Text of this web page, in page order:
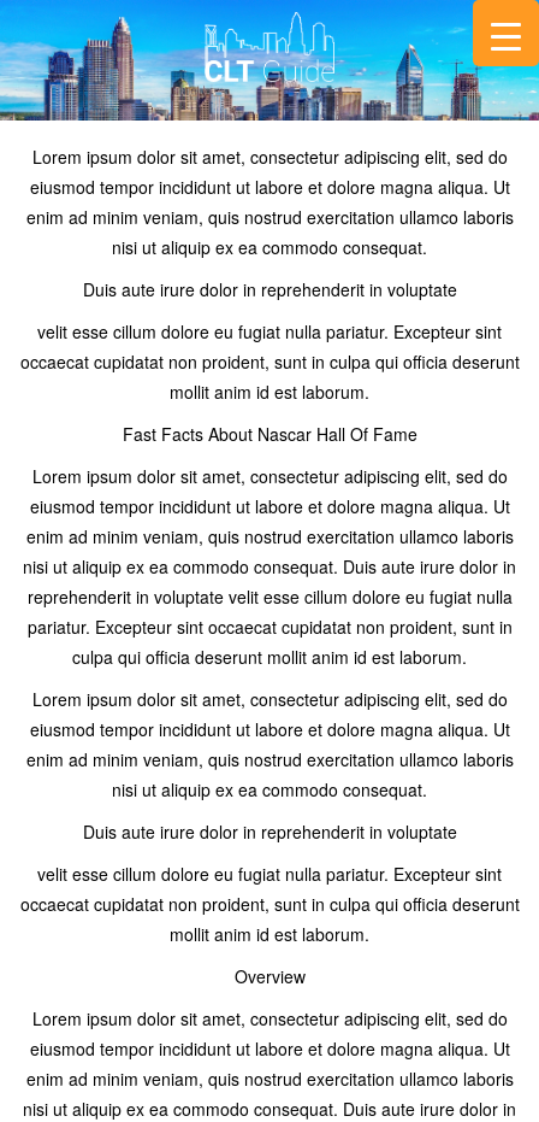
Lorem ipsum dolor sit amet, consectetur adipiscing elit, sed do
eiusmod tempor incididunt ut labore et dolore magna aliqua. Ut
enim ad minim veniam, quis nostrud exercitation ullamco laboris
nisi ut aliquip ex ea commodo consequat.
Duis aute irure dolor in reprehenderit in voluptate
velit esse cillum dolore eu fugiat nulla pariatur. Excepteur sint
occaecat cupidatat non proident, sunt in culpa qui officia deserunt
mollit anim id est laborum.
Fast Facts About Nascar Hall Of Fame
Lorem ipsum dolor sit amet, consectetur adipiscing elit, sed do
eiusmod tempor incididunt ut labore et dolore magna aliqua. Ut
enim ad minim veniam, quis nostrud exercitation ullamco laboris
nisi ut aliquip ex ea commodo consequat. Duis aute irure dolor in
reprehenderit in voluptate velit esse cillum dolore eu fugiat nulla
pariatur. Excepteur sint occaecat cupidatat non proident, sunt in
culpa qui officia deserunt mollit anim id est laborum.
Lorem ipsum dolor sit amet, consectetur adipiscing elit, sed do
eiusmod tempor incididunt ut labore et dolore magna aliqua. Ut
enim ad minim veniam, quis nostrud exercitation ullamco laboris
nisi ut aliquip ex ea commodo consequat.
Duis aute irure dolor in reprehenderit in voluptate
velit esse cillum dolore eu fugiat nulla pariatur. Excepteur sint
occaecat cupidatat non proident, sunt in culpa qui officia deserunt
mollit anim id est laborum.
Overview
Lorem ipsum dolor sit amet, consectetur adipiscing elit, sed do
eiusmod tempor incididunt ut labore et dolore magna aliqua. Ut
enim ad minim veniam, quis nostrud exercitation ullamco laboris
nisi ut aliquip ex ea commodo consequat. Duis aute irure dolor in